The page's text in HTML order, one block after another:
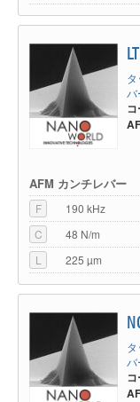
バ
AFM カンチレバー
F
190 kHz
C
48 N/m
L
225 µm
バ